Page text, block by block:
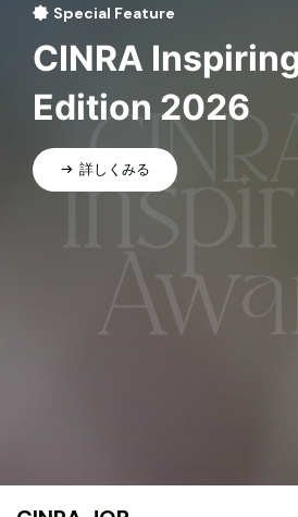
Special Feature
CINRA
Edition 2026
詳しくみる